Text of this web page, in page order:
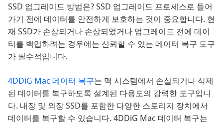
SSD 업그레이드 방법은? SSD 업그레이드 프로세스로 들어
가기 전에 데이터를 안전하게 보호하는 것이 중요합니다. 현
재 SSD가 손상되거나 손상되었거나 업그레이드 전에 데이
터를 백업하려는 경우에는 신뢰할 수 있는 데이터 복구 도구
가 필수적입니다.
4DDiG Mac 데이터 복구는 맥 시스템에서 손실되거나 삭제
된 데이터를 복구하도록 설계된 다용도의 강력한 도구입니
다. 내장 및 외장 SSD를 포함한 다양한 스토리지 장치에서
데이터를 복구할 수 있습니다. 4DDiG Mac 데이터 복구는